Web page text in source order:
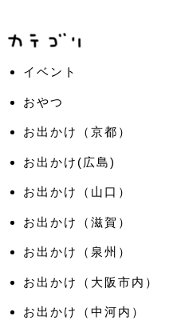
イベント
おやつ
お出かけ（京都）
お出かけ(広島)
お出かけ（山口）
お出かけ（滋賀）
お出かけ（泉州）
お出かけ（大阪市内）
お出かけ（中河内）